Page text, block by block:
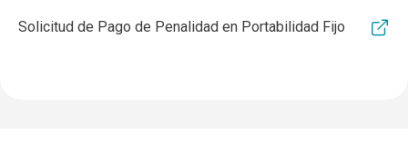
Solicitud de Pago de Penalidad en Portabilidad Fijo